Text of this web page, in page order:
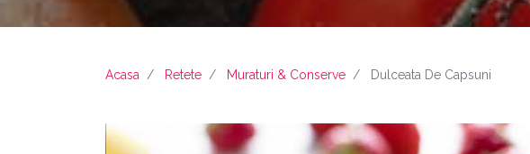
Acasa Retete Muraturi & Conserve Dulceata De Capsuni